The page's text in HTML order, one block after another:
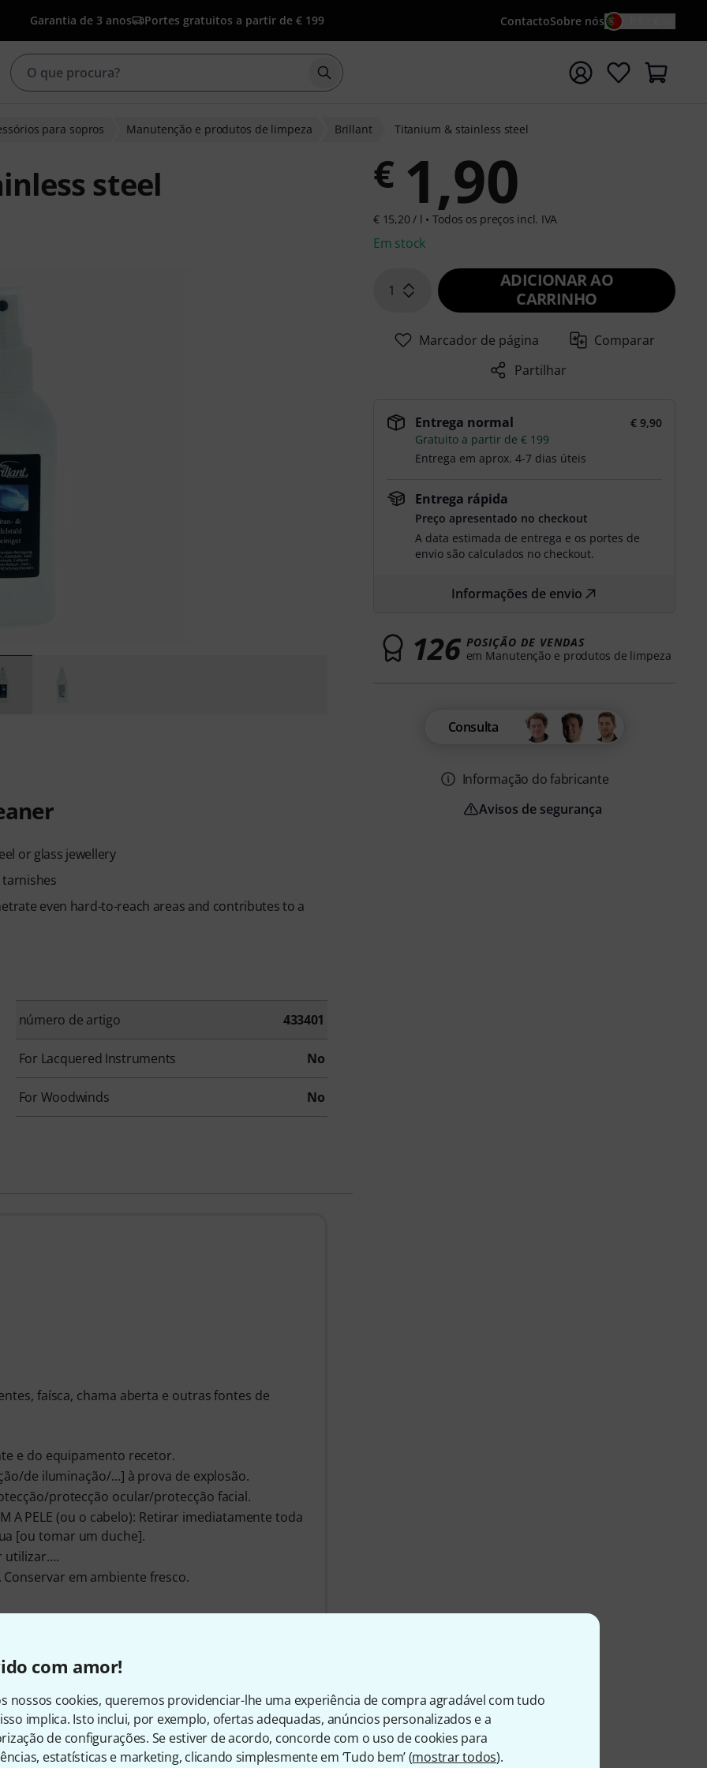
com amor!
nossos cookies, queremos providenciar-lhe uma experiência de compra agradável com tudo
implica. Isto inclui, por exemplo, ofertas adequadas, anúncios personalizados e a
de configurações. Se estiver de acordo, concorde com o uso de cookies para
estatísticas e marketing, clicando simplesmente em ‘Tudo bem’ (mostrar todos).
Garantia de 3 anos Portes gratuitos a partir de € 199 ContactoSobre nós
Iniciar pesquisa com o termo de pesquisa {searchTerm}
para sopros Manutenção e produtos de limpeza Brillant Titanium & stainless steel
steel
or glass jewellery
even hard-to-reach areas and contributes to a
número de artigo 433401
For Lacquered Instruments No
For Woodwinds No
faísca, chama aberta e outras fontes de
e do equipamento recetor.
de iluminação/…] à prova de explosão.
protecção ocular/protecção facial.
A PELE (ou o cabelo): Retirar imediatamente toda
[ou tomar um duche].
utilizar….
em ambiente fresco.
€ 1,90
€ 15,20 / l • Todos os preços incl. IVA
Em stock
1
ADICIONAR AO
CARRINHO
Marcador de página
Comparar
Partilhar
Entrega normal
€ 9,90
Gratuito a partir de € 199
Entrega em aprox. 4-7 dias úteis
Entrega rápida
Preço apresentado no checkout
A data estimada de entrega e os portes de
envio são calculados no checkout.
Informações de envio
126 POSIÇÃO DE VENDAS
em Manutenção e produtos de limpeza
Consulta
Informação do fabricante
Avisos de segurança
e artigos correspondentes